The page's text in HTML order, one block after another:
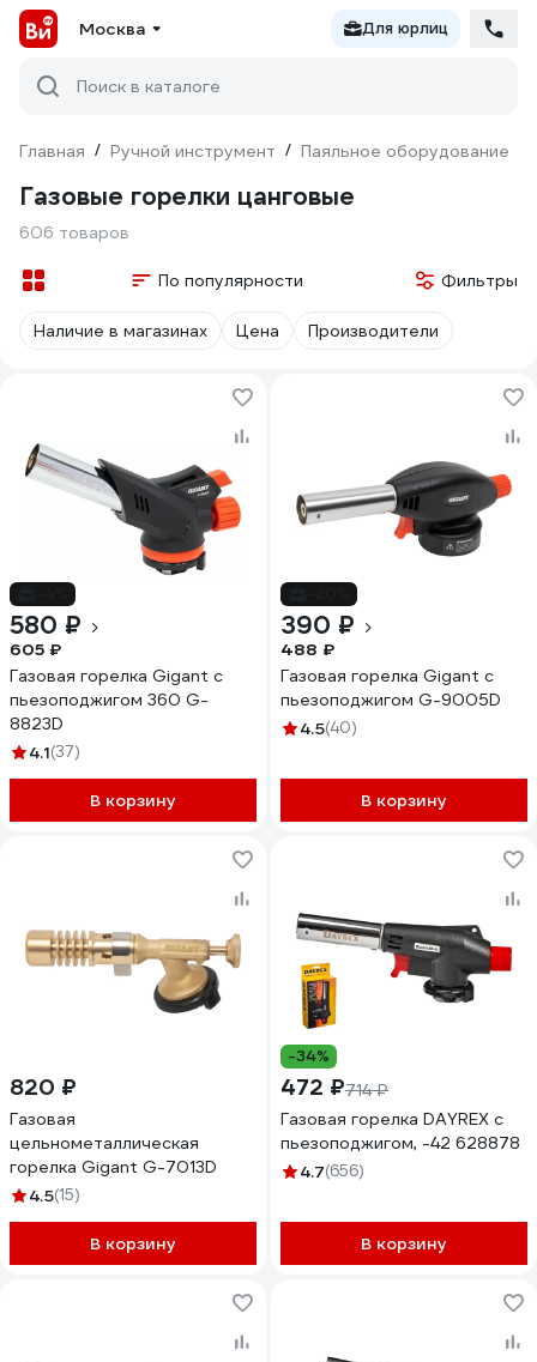
Москва Для юрлиц
Поиск в каталоге
Главная / Ручной инструмент / Паяльное оборудование
Газовые горелки цанговые
606 товаров
По популярности Фильтры
Наличие в магазинах Цена Производители
580 ₽
605 ₽
Газовая горелка Gigant с
пьезоподжигом 360 G-
8823D
4.1(37)
В корзину
390 ₽
488 ₽
Газовая горелка Gigant с
пьезоподжигом G-9005D
4.5(40)
В корзину
820 ₽
Газовая
цельнометаллическая
горелка Gigant G-7013D
4.5(15)
В корзину
-34%
472 ₽714 ₽
Газовая горелка DAYREX с
пьезоподжигом, -42 628878
4.7(656)
В корзину